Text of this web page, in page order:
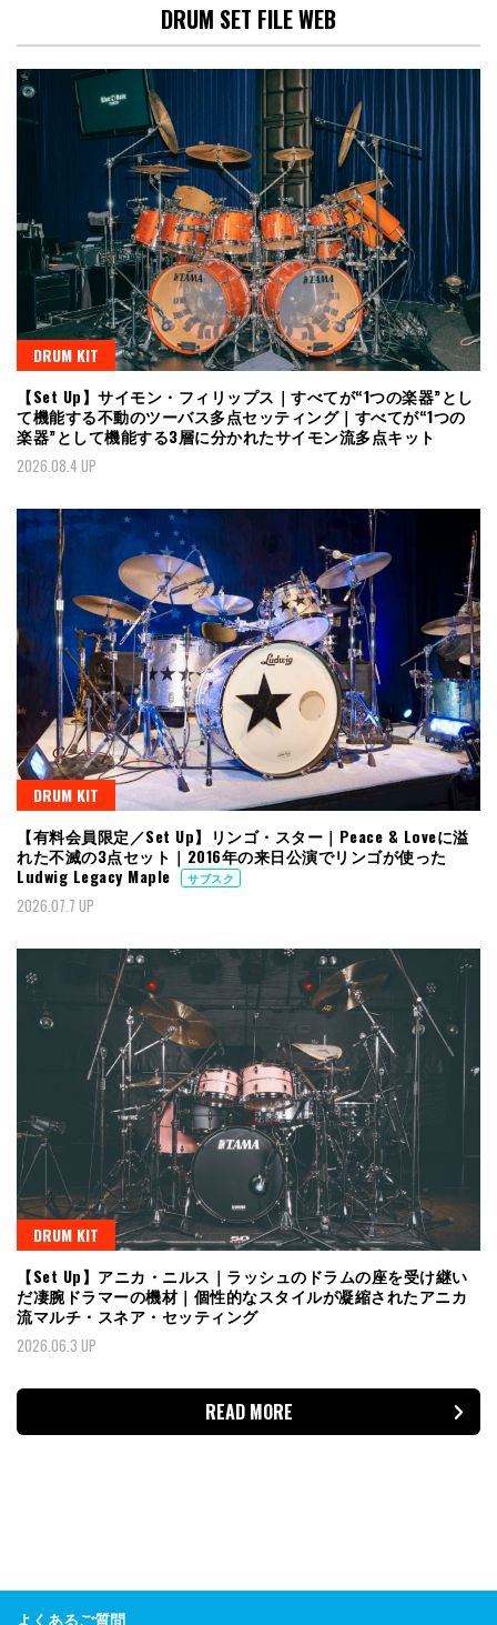
DRUM SET FILE WEB
DRUM KIT
【Set Up】サイモン・フィリップス｜すべてが“1つの楽器”とし
て機能する不動のツーバス多点セッティング｜すべてが“1つの
楽器”として機能する3層に分かれたサイモン流多点キット
2026.08.4 UP
DRUM KIT
【有料会員限定／Set Up】リンゴ・スター｜Peace & Loveに溢
れた不滅の3点セット｜2016年の来日公演でリンゴが使った
Ludwig Legacy Maple
サブスク
2026.07.7 UP
DRUM KIT
【Set Up】アニカ・ニルス｜ラッシュのドラムの座を受け継い
だ凄腕ドラマーの機材｜個性的なスタイルが凝縮されたアニカ
流マルチ・スネア・セッティング
2026.06.3 UP
READ MORE
よくあるご質問